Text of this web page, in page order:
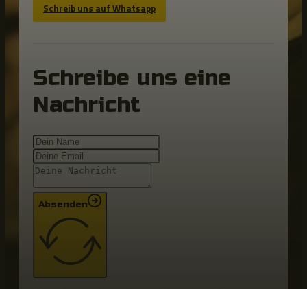
Schreib uns auf Whatsapp
Schreibe uns eine
Nachricht
Absenden